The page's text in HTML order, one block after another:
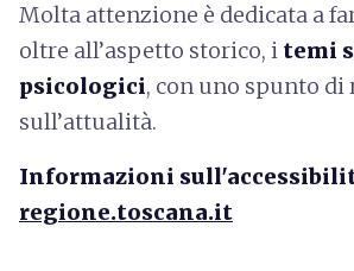
Molta attenzione è dedicata a
oltre all’aspetto storico, i temi
psicologici, con uno spunto di
sull’attualità.
Informazioni
regione.toscana.it